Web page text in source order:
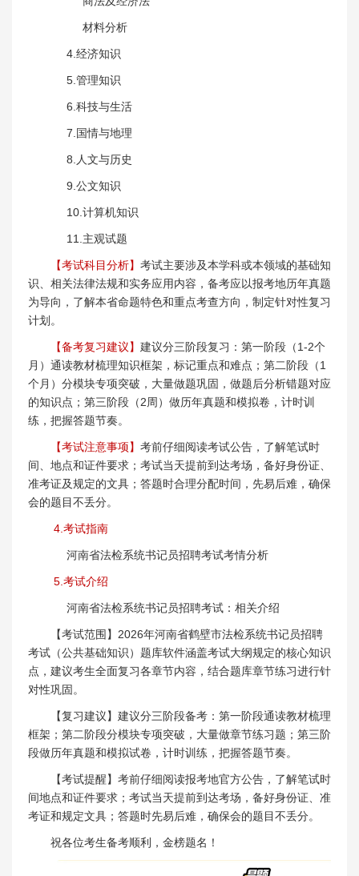
材料分析
4.经济知识
5.管理知识
6.科技与生活
7.国情与地理
8.人文与历史
9.公文知识
10.计算机知识
11.主观试题
【考试科目分析】 考试主要涉及本学科或本领域的基础知
识、相关法律法规和实务应用内容，备考应以报考地历年真题
为导向，了解本省命题特色和重点考查方向，制定针对性复习
计划。
【备考复习建议】 建议分三阶段复习：第一阶段（1-2个
月）通读教材梳理知识框架，标记重点和难点；第二阶段（1
个月）分模块专项突破，大量做题巩固，做题后分析错题对应
的知识点；第三阶段（2周）做历年真题和模拟卷，计时训
练，把握答题节奏。
【考试注意事项】 考前仔细阅读考试公告，了解笔试时
间、地点和证件要求；考试当天提前到达考场，备好身份证、
准考证及规定的文具；答题时合理分配时间，先易后难，确保
会的题目不丢分。
4.考试指南
河南省法检系统书记员招聘考试考情分析
5.考试介绍
河南省法检系统书记员招聘考试：相关介绍
【考试范围】2026年河南省鹤壁市法检系统书记员招聘
考试（公共基础知识）题库软件涵盖考试大纲规定的核心知识
点，建议考生全面复习各章节内容，结合题库章节练习进行针
对性巩固。
【复习建议】建议分三阶段备考：第一阶段通读教材梳理
框架；第二阶段分模块专项突破，大量做章节练习题；第三阶
段做历年真题和模拟试卷，计时训练，把握答题节奏。
【考试提醒】考前仔细阅读报考地官方公告，了解笔试时
间地点和证件要求；考试当天提前到达考场，备好身份证、准
考证和规定文具；答题时先易后难，确保会的题目不丢分。
祝各位考生备考顺利，金榜题名！